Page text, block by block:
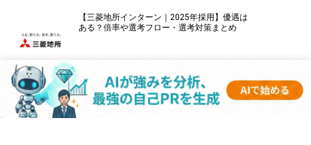
【三菱地所インターン｜2025年採用】優遇は
ある？倍率や選考フロー・選考対策まとめ
【パナソニックインターン｜2025年採用】優
遇はある？倍率や選考フロー・選考対策まと
め